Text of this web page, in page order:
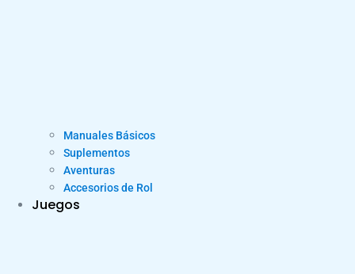
Manuales Básicos
Suplementos
Aventuras
Accesorios de Rol
Juegos